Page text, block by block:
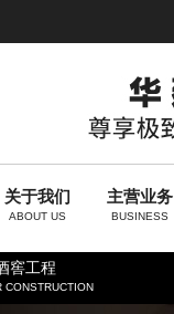
关于我们
ABOUT US
主营业务
BUSINESS
窖工程
CONSTRUCTION